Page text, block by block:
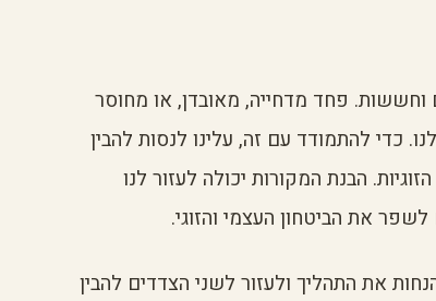
פחד מדחייה, מאובדן, או מחוסר
כדי להתמודד עם זה, עלינו לנסות להבין
הבנת המקורות יכולה לעזור לנו
את הביטחון העצמי והזוגי.
את התהליך ולעזור לשני הצדדים להבין